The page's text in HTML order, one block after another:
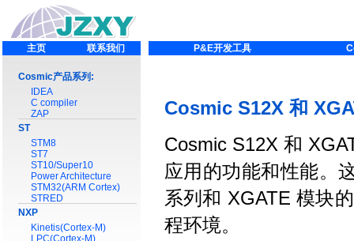
主页 联系我们
Cosmic产品系列:
IDEA
C compiler
ZAP
ST
STM8
ST7
ST10/Super10
Power Architecture
STM32(ARM Cortex)
STRED
NXP
Kinetis(Cortex-M)
LPC(Cortex-M)
P&E开发工具
Cosmic S12X 和
Cosmic S12X 和
应用的功能和性能。
系列和 XGATE 模块
程环境。